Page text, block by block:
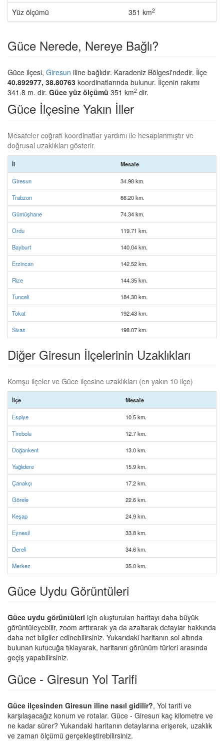
Yüz ölçümü
351 km2
Güce Nerede, Nereye Bağlı?
Güce ilçesi, Giresun iline bağlıdır. Karadeniz Bölgesi'ndedir. İlçe
40.892977, 38.80763 koordinatlarında bulunur. İlçenin rakımı
341.8 m. dir. Güce yüz ölçümü 351 km2 dir.
Güce İlçesine Yakın İller
Mesafeler coğrafi koordinatlar yardımı ile hesaplanmıştır ve
doğrusal uzaklıkları gösterir.
İl Mesafe
Giresun 34.98 km.
Trabzon 66.20 km.
Gümüşhane 74.34 km.
Ordu 119.71 km.
Bayburt 140.04 km.
Erzincan 142.52 km.
Rize 144.35 km.
Tunceli 184.30 km.
Tokat 192.43 km.
Sivas 198.07 km.
Diğer Giresun İlçelerinin Uzaklıkları
Komşu ilçeler ve Güce ilçesine uzaklıkları (en yakın 10 ilçe)
İlçe Mesafe
Espiye 10.5 km.
Tirebolu 12.7 km.
Doğankent 13.0 km.
Yağlıdere 15.9 km.
Çanakçı 17.2 km.
Görele 22.6 km.
Keşap 24.9 km.
Eynesil 33.8 km.
Dereli 34.6 km.
Merkez 35.0 km.
Güce Uydu Görüntüleri
Güce uydu görüntüleri için oluşturulan haritayı daha büyük
görüntüleyebilir, zoom arttırarak ya da azaltarak detaylar hakkında
daha net bilgiler edinebilirsiniz. Yukarıdaki haritanın sol altında
bulunan kutucuğa tıklayarak, haritanın görünüm türleri arasında
geçiş yapabilirsiniz.
Güce - Giresun Yol Tarifi
Güce ilçesinden Giresun iline nasıl gidilir?, Yol tarifi ve
karşılaşacağız konum ve rotalar. Güce - Giresun kaç kilometre ve
ne kadar sürer? Yukarıdaki haritanın detaylarına erişerek, uzaklık
ve zaman ölçümü gerçekleştirebilirsiniz.